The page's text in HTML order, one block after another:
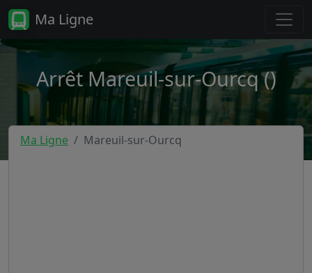
Ma Ligne
Arrêt Mareuil-sur-Ourcq ()
Ma Ligne Mareuil-sur-Ourcq